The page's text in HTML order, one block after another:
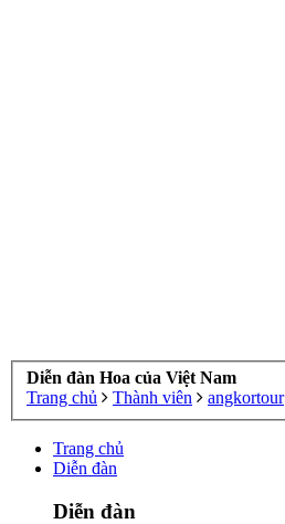
Diễn đàn Hoa của Việt Nam
Trang chủ
Thành viên angkortour
Trang chủ
Diễn đàn
Diễn đàn